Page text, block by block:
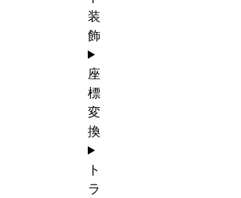
装
飾
座
標
変
換
ト
ラ